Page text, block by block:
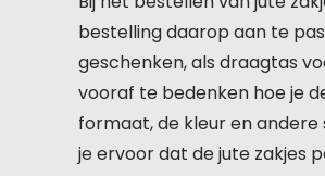
bestelling daarop aan te
geschenken, als draagtas
vooraf te bedenken hoe je
formaat, de kleur en
je ervoor dat de jute zakjes